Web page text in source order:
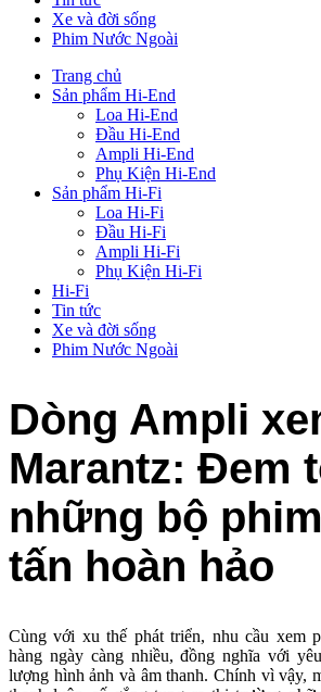
Xe và đời sống
Phim Nước Ngoài
Trang chủ
Sản phẩm Hi-End
Loa Hi-End
Đầu Hi-End
Ampli Hi-End
Phụ Kiện Hi-End
Sản phẩm Hi-Fi
Loa Hi-Fi
Đầu Hi-Fi
Ampli Hi-Fi
Phụ Kiện Hi-Fi
Hi-Fi
Tin tức
Xe và đời sống
Phim Nước Ngoài
Dòng Ampli
Marantz: Đem
những bộ
tấn hoàn hảo
Cùng với xu thế phát triển, nhu cầu xem
hàng ngày càng nhiều, đồng nghĩa với
lượng hình ảnh và âm thanh. Chính vì vậy,